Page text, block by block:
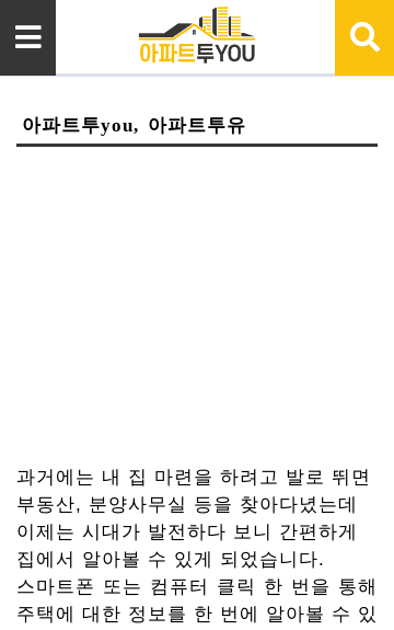
아파트투you, 아파트투유
과거에는 내 집 마련을 하려고 발로 뛰면
부동산, 분양사무실 등을 찾아다녔는데
이제는 시대가 발전하다 보니 간편하게
집에서 알아볼 수 있게 되었습니다.
스마트폰 또는 컴퓨터 클릭 한 번을 통해
주택에 대한 정보를 한 번에 알아볼 수 있